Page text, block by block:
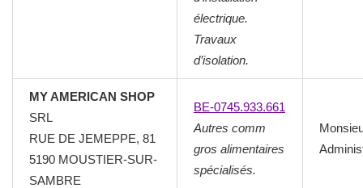
électrique.
Travaux
d’isolation.
MY AMERICAN SHOP
SRL
RUE DE JEMEPPE, 81
5190 MOUSTIER-SUR-
SAMBRE
BE-0745.933.661
Autres comm
gros alimentaires
spécialisés.